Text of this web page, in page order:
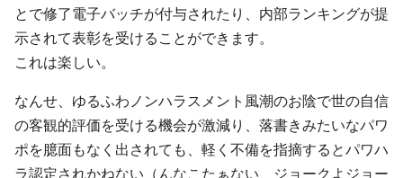
とで修了電子バッチが付与されたり、内部ランキングが提
示されて表彰を受けることができます。
これは楽しい。
なんせ、ゆるふわノンハラスメント風潮のお陰で世の自信
の客観的評価を受ける機会が激減り、落書きみたいなパワ
ポを臆面もなく出されても、軽く不備を指摘するとパワハ
ラ認定されかねない（んなこたぁない、ジョークよジョー